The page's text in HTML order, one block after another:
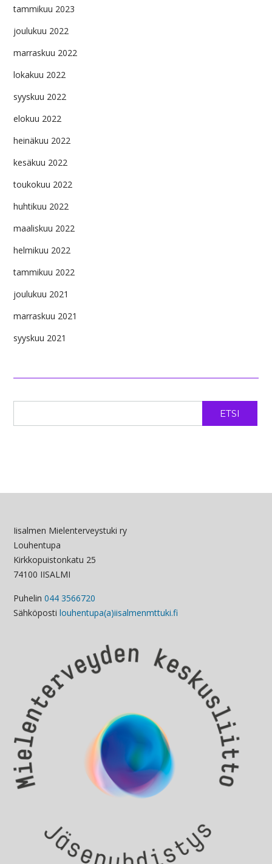
tammikuu 2023
joulukuu 2022
marraskuu 2022
lokakuu 2022
syyskuu 2022
elokuu 2022
heinäkuu 2022
kesäkuu 2022
toukokuu 2022
huhtikuu 2022
maaliskuu 2022
helmikuu 2022
tammikuu 2022
joulukuu 2021
marraskuu 2021
syyskuu 2021
ETSI
Iisalmen Mielenterveystuki ry
Louhentupa
Kirkkopuistonkatu 25
74100 IISALMI
Puhelin 044 3566720
Sähköposti louhentupa(a)iisalmenmttuki.fi